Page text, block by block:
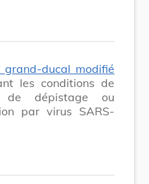
grand-ducal modifié
les conditions de
de dépistage ou
par virus SARS-